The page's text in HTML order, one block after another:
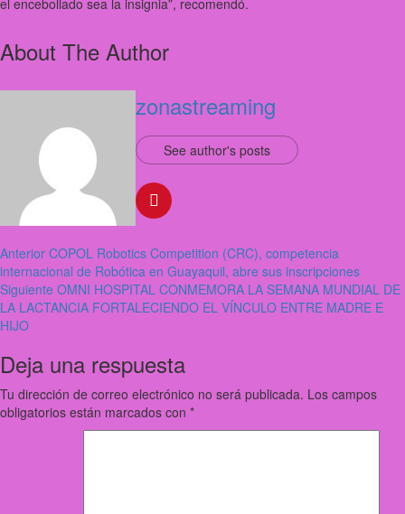
el encebollado sea la insignia”, recomendó.
About The Author
zonastreaming
See author's posts
Anterior COPOL Robotics Competition (CRC), competencia
internacional de Robótica en Guayaquil, abre sus inscripciones
Siguiente OMNI HOSPITAL CONMEMORA LA SEMANA MUNDIAL DE
LA LACTANCIA FORTALECIENDO EL VÍNCULO ENTRE MADRE E
HIJO
Deja una respuesta
Tu dirección de correo electrónico no será publicada. Los campos
obligatorios están marcados con *